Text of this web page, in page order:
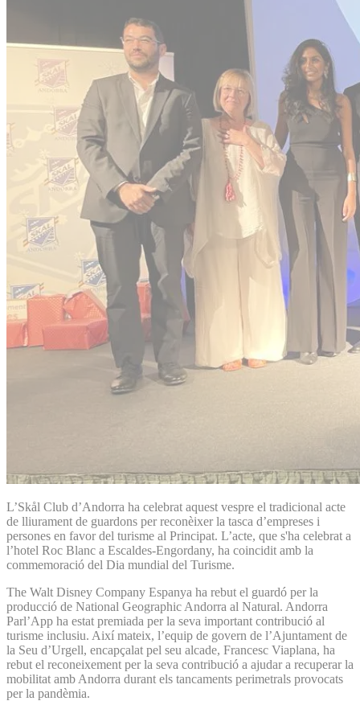
L’Skål Club d’Andorra ha celebrat aquest vespre el tradicional acte
de lliurament de guardons per reconèixer la tasca d’empreses i
persones en favor del turisme al Principat. L’acte, que s'ha celebrat a
l’hotel Roc Blanc a Escaldes-Engordany, ha coincidit amb la
commemoració del Dia mundial del Turisme.
The Walt Disney Company Espanya ha rebut el guardó per la
producció de National Geographic Andorra al Natural. Andorra
Parl’App ha estat premiada per la seva important contribució al
turisme inclusiu. Així mateix, l’equip de govern de l’Ajuntament de
la Seu d’Urgell, encapçalat pel seu alcade, Francesc Viaplana, ha
rebut el reconeixement per la seva contribució a ajudar a recuperar la
mobilitat amb Andorra durant els tancaments perimetrals provocats
per la pandèmia.